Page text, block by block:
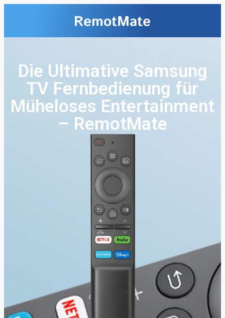
Die Ultimative Samsung
TV Fernbedienung für
Müheloses Entertainment
– RemotMate